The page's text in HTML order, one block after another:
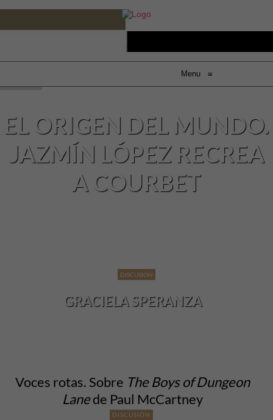
Menu ≡
EL ORIGEN DEL MUNDO.
JAZMÍN LÓPEZ RECREA
A COURBET
DISCUSIÓN
GRACIELA SPERANZA
Voces rotas. Sobre The Boys of Dungeon
Lanede Paul McCartney
DISCUSIÓN